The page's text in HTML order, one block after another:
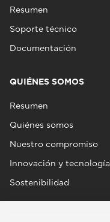
Resumen
Soporte técnico
Documentación
QUIÉNES SOMOS
Resumen
Quiénes somos
Nuestro compromiso
Innovación y tecnología
Sostenibilidad